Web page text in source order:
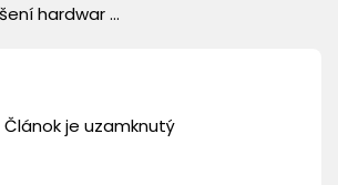
hardwar ...
Článok je uzamknutý